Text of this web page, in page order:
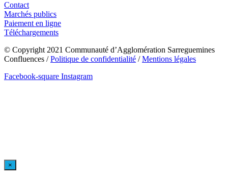
Contact
Marchés publics
Paiement en ligne
Téléchargements
© Copyright 2021 Communauté d’Agglomération Sarreguemines
Confluences /Politique de confidentialité /Mentions légales
Facebook-square Instagram
×